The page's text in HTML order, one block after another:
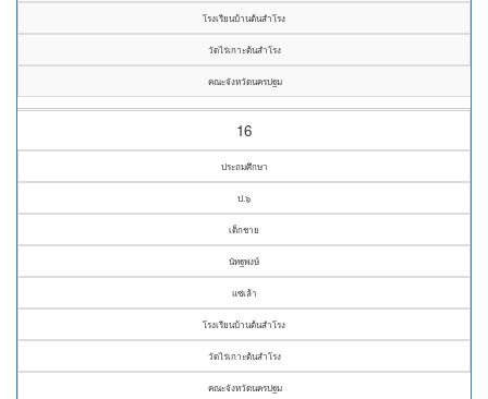
โรงเรียนบ้านต้นสำโรง
วัดไร่เกาะต้นสำโรง
คณะจังหวัดนครปฐม
16
ประถมศึกษา
ป.๖
เด็กชาย
นัทฐพงษ์
แซ่เล้า
โรงเรียนบ้านต้นสำโรง
วัดไร่เกาะต้นสำโรง
คณะจังหวัดนครปฐม